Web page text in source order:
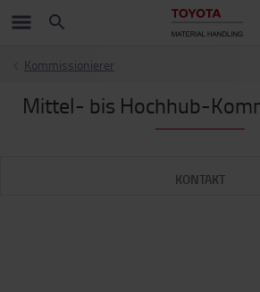
Kommissionierer
Mittel- bis Hochhub-
KONTAKT